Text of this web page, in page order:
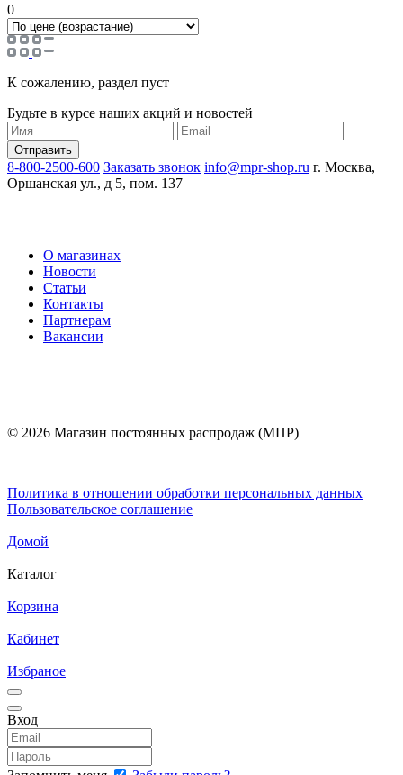
0
К сожалению, раздел пуст
Будьте в курсе наших акций и новостей
8-800-2500-600 Заказать звонок info@mpr-shop.ru г. Москва,
Оршанская ул., д 5, пом. 137
О магазинах
Новости
Статьи
Контакты
Партнерам
Вакансии
© 2026 Магазин постоянных распродаж (МПР)
Политика в отношении обработки персональных данных
Пользовательское соглашение
Домой
Каталог
Корзина
Кабинет
Избраное
Вход